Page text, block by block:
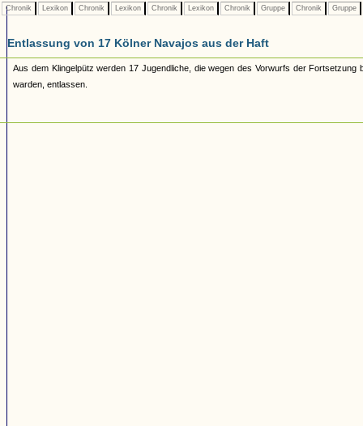
Chronik Lexikon Chronik Lexikon Chronik Lexikon Chronik Gruppe Chronik Gruppe
Entlassung von 17 Kölner Navajos aus der Haft
Aus dem Klingelpütz werden 17 Jugendliche, die wegen des Vorwurfs der Fortsetzung
warden, entlassen.